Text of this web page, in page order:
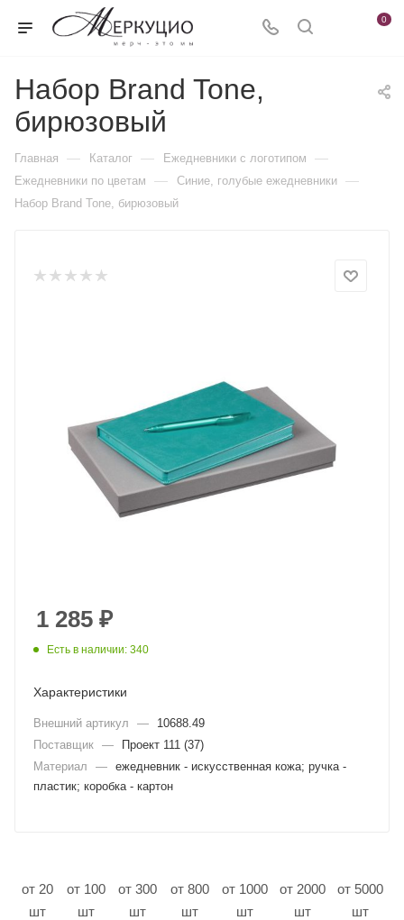
0
Набор Brand Tone,
бирюзовый
Главная — Каталог — Ежедневники c логотипом —
Ежедневники по цветам — Синие, голубые ежедневники —
Набор Brand Tone, бирюзовый
1 285 ₽
Есть в наличии: 340
Характеристики
Внешний артикул —
10688.49
Поставщик —
Проект 111 (37)
Материал
— ежедневник - искусственная кожа; ручка -
пластик; коробка - картон
от 20
шт
от 100
шт
от 300
шт
от 800
шт
от 1000
шт
от 2000
шт
от 5000
шт